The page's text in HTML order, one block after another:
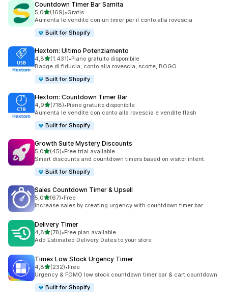
Countdown Timer Bar Samita
5,0stelle su 5
(169)
169 recensioni totali
•Gratis
Aumenta le vendite con un timer per il conto alla rovescia
Built for Shopify
Hextom: Ultimo Potenziamento
4,8stelle su 5
(1.431)
1431 recensioni totali
•Piano gratuito disponibile
Badge di fiducia, conto alla rovescia, scorte, BOGO
Built for Shopify
Hextom: Countdown Timer Bar
4,9stelle su 5
(718)
718 recensioni totali
•Piano gratuito disponibile
Aumenta le vendite con conto alla rovescia e vendite flash
Built for Shopify
Growth Suite Mystery Discounts
5,0stelle su 5
(45)
45 recensioni totali
•Free trial available
Smart discounts and countdown timers based on visitor intent.
Built for Shopify
Sales Countdown Timer & Upsell
5,0stelle su 5
(67)
67 recensioni totali
•Free
Increase sales by creating urgency with countdown timer bar
Delivery Timer
4,8stelle su 5
(78)
78 recensioni totali
•Free plan available
Add Estimated Delivery Dates to your store
Timex Low Stock Urgency Timer
4,8stelle su 5
(232)
232 recensioni totali
•Free
Urgency & FOMO low stock countdown timer bar & cart countdown
Built for Shopify